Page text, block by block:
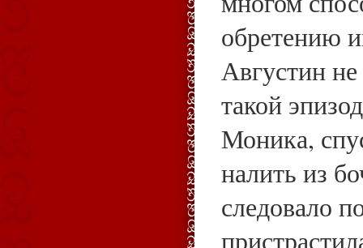
обретению
Августин
такой
Моника,
налить из
следовало